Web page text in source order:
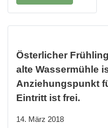
Österlicher
alte Wassermühle
Anziehungspunkt
Eintritt ist frei.
14. März 2018